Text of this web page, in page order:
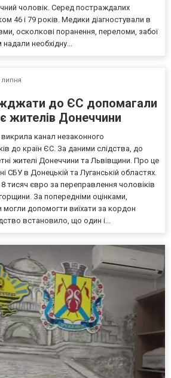
чоловік. Серед постраждалих
46 і 79 років. Медики діагностували в
осколкові поранення, переломи, забої
необхідну...
липня
до ЄС допомагали
жителів Донеччини
канал незаконного
до країн ЄС. За даними слідства, до
жителі Донеччини та Львівщини. Про це
СБУ в Донецькій та Луганській областях.
тисяч євро за переправлення чоловіків
За попередніми оцінками,
могли допомогти виїхати за кордон
встановило, що один і...